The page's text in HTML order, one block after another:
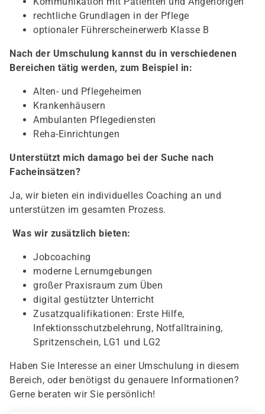
rechtliche Grundlagen in der Pflege
optionaler Führerscheinerwerb Klasse B
Nach der Umschulung kannst du in verschiedenen
Bereichen tätig werden, zum Beispiel in:
Alten- und Pflegeheimen
Krankenhäusern
Ambulanten Pflegediensten
Reha-Einrichtungen
Unterstützt mich damago bei der Suche nach
Facheinsätzen?
Ja, wir bieten ein individuelles Coaching an und
unterstützen im gesamten Prozess.
Was wir zusätzlich bieten:
Jobcoaching
moderne Lernumgebungen
großer Praxisraum zum Üben
digital gestützter Unterricht
Zusatzqualifikationen: Erste Hilfe,
Infektionsschutzbelehrung, Notfalltraining,
Spritzenschein, LG1 und LG2
Haben Sie Interesse an einer Umschulung in diesem
Bereich, oder benötigst du genauere Informationen?
Gerne beraten wir Sie persönlich!